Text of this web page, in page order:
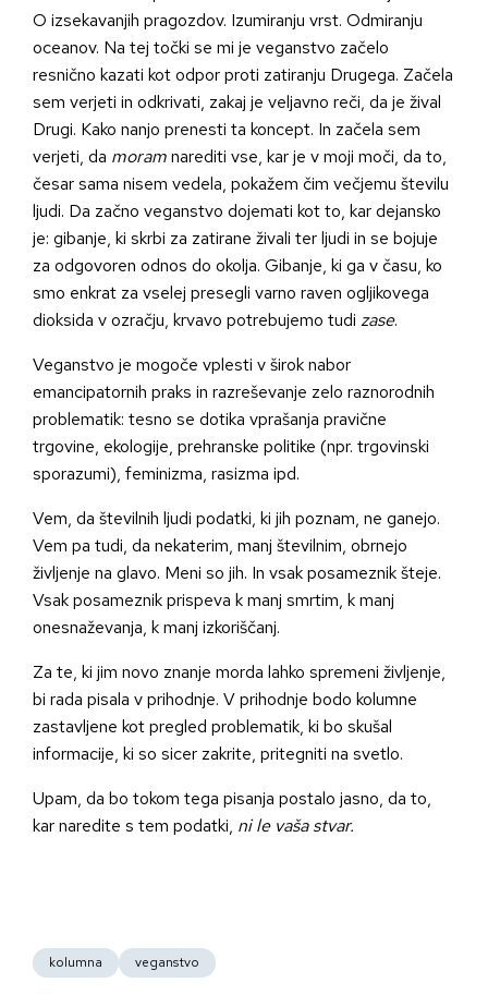
O izsekavanjih pragozdov. Izumiranju vrst. Odmiranju
oceanov. Na tej točki se mi je veganstvo začelo
resnično kazati kot odpor proti zatiranju Drugega. Začela
sem verjeti in odkrivati, zakaj je veljavno reči, da je žival
Drugi. Kako nanjo prenesti ta koncept. In začela sem
verjeti, da moramnarediti vse, kar je v moji moči, da to,
česar sama nisem vedela, pokažem čim večjemu številu
ljudi. Da začno veganstvo dojemati kot to, kar dejansko
je: gibanje, ki skrbi za zatirane živali ter ljudi in se bojuje
za odgovoren odnos do okolja. Gibanje, ki ga v času, ko
smo enkrat za vselej presegli varno raven ogljikovega
dioksida v ozračju, krvavo potrebujemo tudi zase.
Veganstvo je mogoče vplesti v širok nabor
emancipatornih praks in razreševanje zelo raznorodnih
problematik: tesno se dotika vprašanja pravične
trgovine, ekologije, prehranske politike (npr. trgovinski
sporazumi), feminizma, rasizma ipd.
Vem, da številnih ljudi podatki, ki jih poznam, ne ganejo.
Vem pa tudi, da nekaterim, manj številnim, obrnejo
življenje na glavo. Meni so jih. In vsak posameznik šteje.
Vsak posameznik prispeva k manj smrtim, k manj
onesnaževanja, k manj izkoriščanj.
Za te, ki jim novo znanje morda lahko spremeni življenje,
bi rada pisala v prihodnje. V prihodnje bodo kolumne
zastavljene kot pregled problematik, ki bo skušal
informacije, ki so sicer zakrite, pritegniti na svetlo.
Upam, da bo tokom tega pisanja postalo jasno, da to,
kar naredite s tem podatki, ni le vaša stvar.
kolumna veganstvo